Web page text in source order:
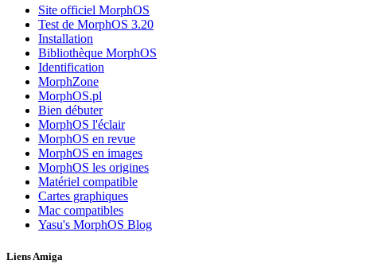
Site officiel MorphOS
Test de MorphOS 3.20
Installation
Bibliothèque MorphOS
Identification
MorphZone
MorphOS.pl
Bien débuter
MorphOS l'éclair
MorphOS en revue
MorphOS en images
MorphOS les origines
Matériel compatible
Cartes graphiques
Mac compatibles
Yasu's MorphOS Blog
Liens Amiga